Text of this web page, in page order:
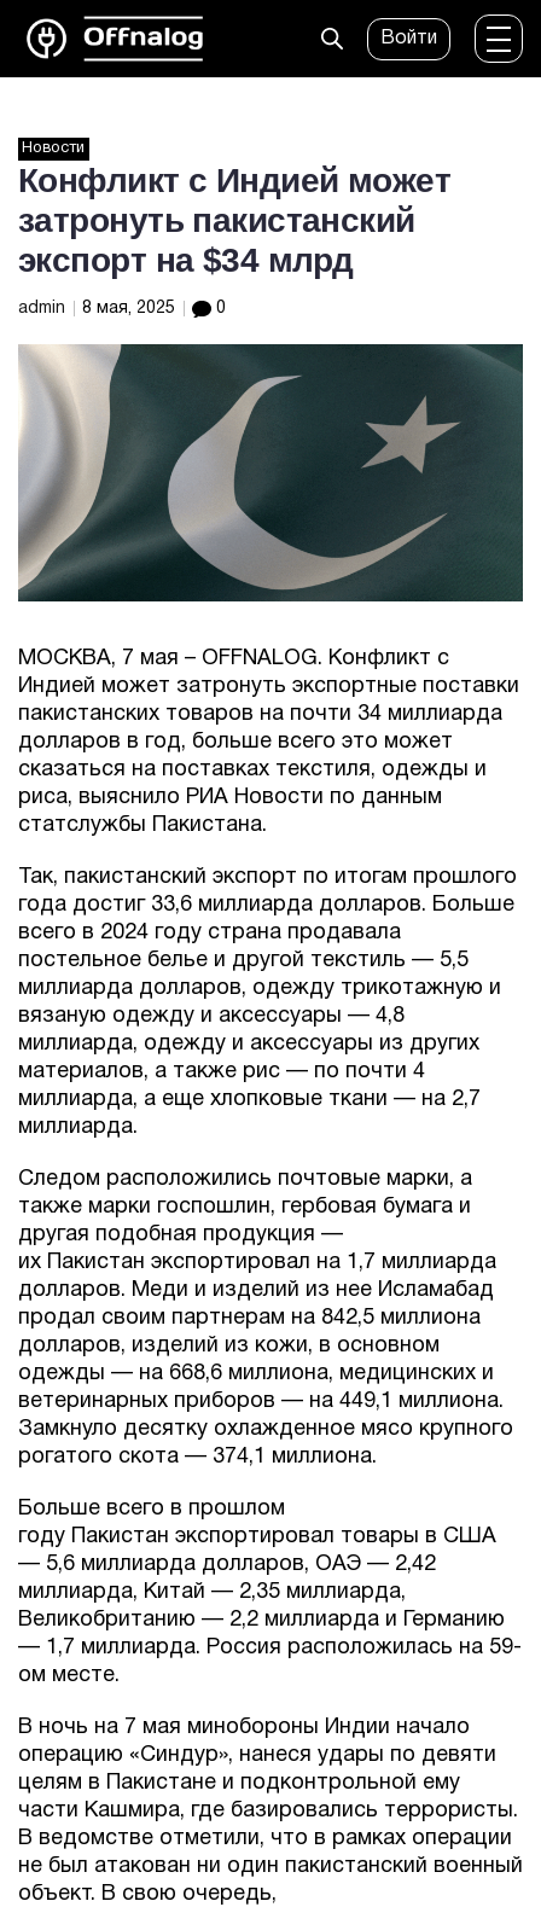
Войти
Новости
Конфликт с Индией может
затронуть пакистанский
экспорт на $34 млрд
admin 8 мая, 2025 0
МОСКВА, 7 мая – OFFNALOG. Конфликт с
Индией может затронуть экспортные поставки
пакистанских товаров на почти 34 миллиарда
долларов в год, больше всего это может
сказаться на поставках текстиля, одежды и
риса, выяснило РИА Новости по данным
статслужбы Пакистана.
Так, пакистанский экспорт по итогам прошлого
года достиг 33,6 миллиарда долларов. Больше
всего в 2024 году страна продавала
постельное белье и другой текстиль — 5,5
миллиарда долларов, одежду трикотажную и
вязаную одежду и аксессуары — 4,8
миллиарда, одежду и аксессуары из других
материалов, а также рис — по почти 4
миллиарда, а еще хлопковые ткани — на 2,7
миллиарда.
Следом расположились почтовые марки, а
также марки госпошлин, гербовая бумага и
другая подобная продукция —
их Пакистан экспортировал на 1,7 миллиарда
долларов. Меди и изделий из нее Исламабад
продал своим партнерам на 842,5 миллиона
долларов, изделий из кожи, в основном
одежды — на 668,6 миллиона, медицинских и
ветеринарных приборов — на 449,1 миллиона.
Замкнуло десятку охлажденное мясо крупного
рогатого скота — 374,1 миллиона.
Больше всего в прошлом
году Пакистан экспортировал товары в США
— 5,6 миллиарда долларов, ОАЭ — 2,42
миллиарда, Китай — 2,35 миллиарда,
Великобританию — 2,2 миллиарда и Германию
— 1,7 миллиарда. Россия расположилась на 59-
ом месте.
В ночь на 7 мая минобороны Индии начало
операцию «Синдур», нанеся удары по девяти
целям в Пакистане и подконтрольной ему
части Кашмира, где базировались террористы.
В ведомстве отметили, что в рамках операции
не был атакован ни один пакистанский военный
объект. В свою очередь,